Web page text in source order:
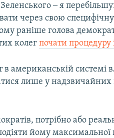
‒ я
через свою
раніше голова
колегпочати процедуру
американській системі
лише у
потрібно або
йому